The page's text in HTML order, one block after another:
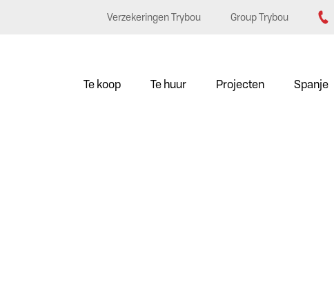
Verzekeringen Trybou Group Trybou
Te koop Te huur Projecten Spanje